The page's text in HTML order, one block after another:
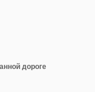
дороге